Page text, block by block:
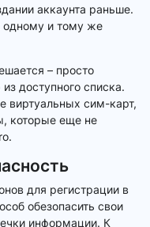
аккаунта раньше.
одному и тому же
– просто
доступного списка.
виртуальных сим-карт,
которые еще не
для регистрации в
обезопасить свои
информации. К